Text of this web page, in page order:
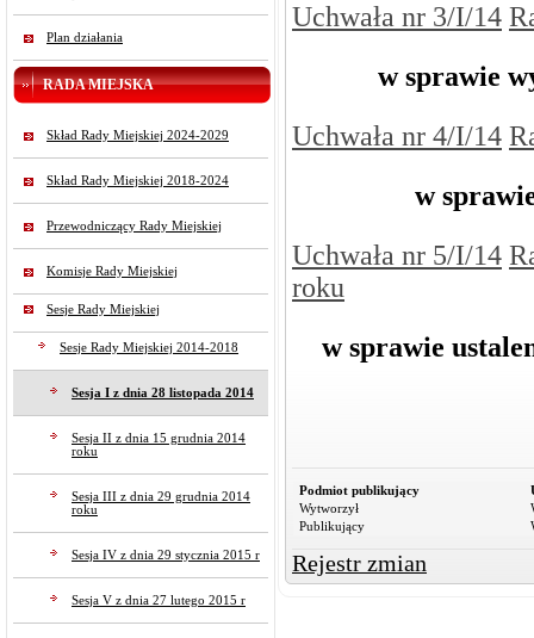
Plan działania
RADA MIEJSKA
Skład Rady Miejskiej 2024-2029
Skład Rady Miejskiej 2018-2024
Przewodniczący Rady Miejskiej
Komisje Rady Miejskiej
Sesje Rady Miejskiej
Sesje Rady Miejskiej 2014-2018
Sesja I z dnia 28 listopada 2014
Sesja II z dnia 15 grudnia 2014
roku
Sesja III z dnia 29 grudnia 2014
roku
Sesja IV z dnia 29 stycznia 2015 r
Sesja V z dnia 27 lutego 2015 r
Uchwała nr 3/I/14
w sprawie
Uchwała nr 4/I/14
w
Uchwała nr 5/I/14
roku
w sprawie
Podmiot publikujący
Wytworzył
Publikujący
Rejestr zmian